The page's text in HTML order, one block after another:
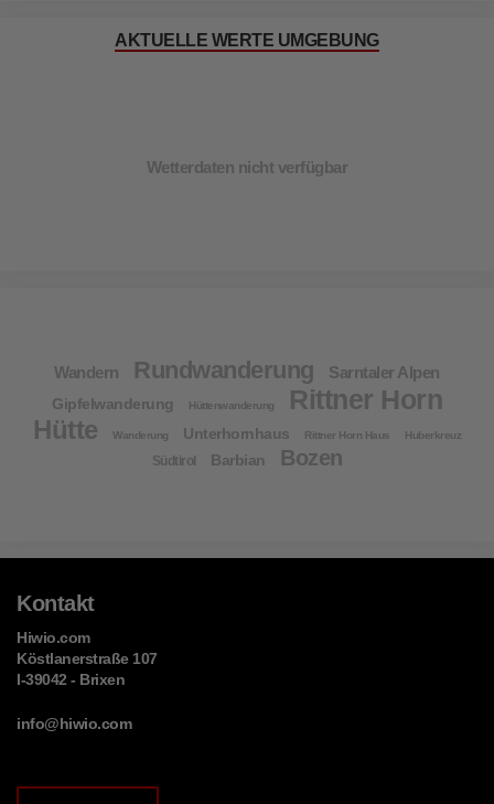
AKTUELLE WERTE UMGEBUNG
Wetterdaten nicht verfügbar
Wandern Rundwanderung Sarntaler Alpen
Gipfelwanderung Hüttenwanderung Rittner Horn
Hütte Wanderung Unterhornhaus Rittner Horn Haus Huberkreuz
Südtirol Barbian Bozen
Kontakt
Hiwio.com
Köstlanerstraße 107
I-39042 - Brixen
info@hiwio.com